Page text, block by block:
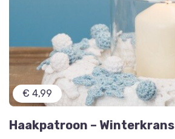
€ 4,99
Haakpatroon – Winterkrans